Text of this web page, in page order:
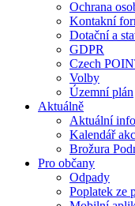
Ochrana
Kontakní
Dotační a
GDPR
Czech
Volby
Územní plán
Aktuálně
Aktuální
Kalendář
Brožura
Pro občany
Odpady
Poplatek ze